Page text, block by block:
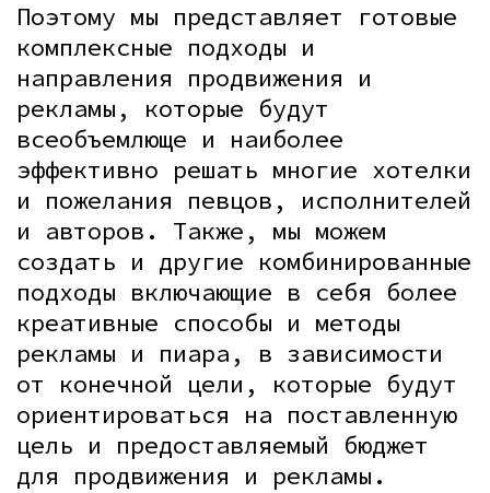
Поэтому мы представляет готовые
комплексные подходы и
направления продвижения и
рекламы, которые будут
всеобъемлюще и наиболее
эффективно решать многие хотелки
и пожелания певцов, исполнителей
и авторов. Также, мы можем
создать и другие комбинированные
подходы включающие в себя более
креативные способы и методы
рекламы и пиара, в зависимости
от конечной цели, которые будут
ориентироваться на поставленную
цель и предоставляемый бюджет
для продвижения и рекламы.